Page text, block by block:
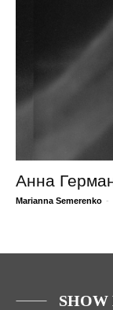
Анна
Marianna Semerenko -
SHOW